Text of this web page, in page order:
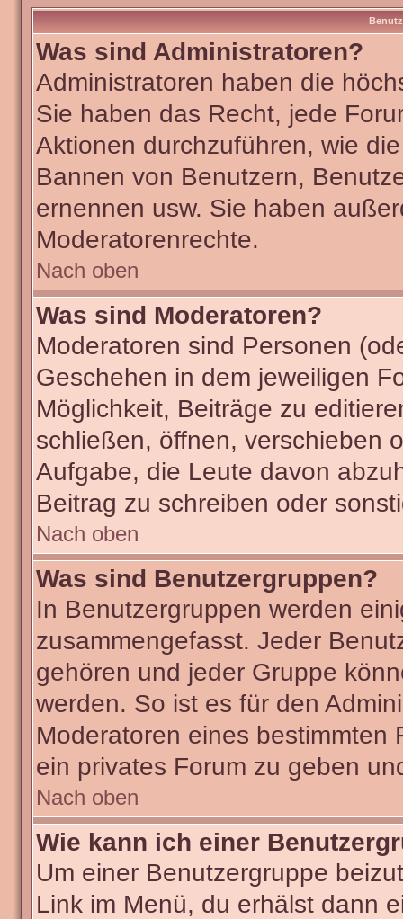
Was sind Administratoren?
Administratoren haben die
Sie haben das Recht, jede
Aktionen durchzuführen, wie
Bannen von Benutzern,
ernennen usw. Sie haben
Moderatorenrechte.
Nach oben
Was sind Moderatoren?
Moderatoren sind Personen
Geschehen in dem jeweiligen
Möglichkeit, Beiträge zu
schließen, öffnen, verschieben
Aufgabe, die Leute davon
Beitrag zu schreiben oder
Nach oben
Was sind Benutzergruppen?
In Benutzergruppen werden
zusammengefasst. Jeder
gehören und jeder Gruppe
werden. So ist es für den
Moderatoren eines bestimmten
ein privates Forum zu geben
Nach oben
Wie kann ich einer
Um einer Benutzergruppe
Link im Menü, du erhälst dann